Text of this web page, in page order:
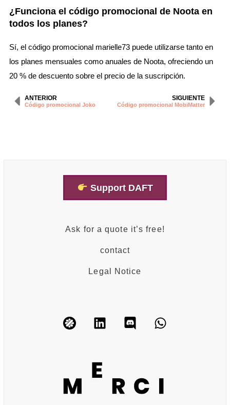
¿Funciona el código promocional de Noota en
todos los planes?
Sí, el código promocional marielle73 puede utilizarse tanto en
los planes mensuales como anuales de Noota, ofreciendo un
20 % de descuento sobre el precio de la suscripción.
ANTERIOR
Código promocional Joko
SIGUIENTE
Código promocional MobiMatter
Support DAFT
Ask for a quote it’s free!
contact
Legal Notice